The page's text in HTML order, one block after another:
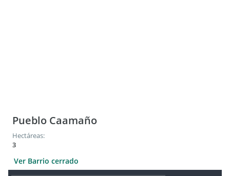
Pueblo Caamaño
Hectáreas:
3
Ver Barrio cerrado